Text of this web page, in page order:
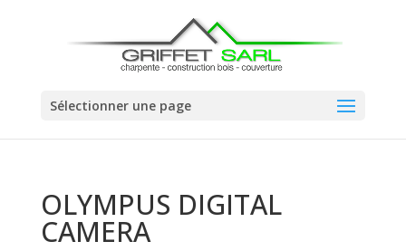
Sélectionner une page
OLYMPUS DIGITAL
CAMERA